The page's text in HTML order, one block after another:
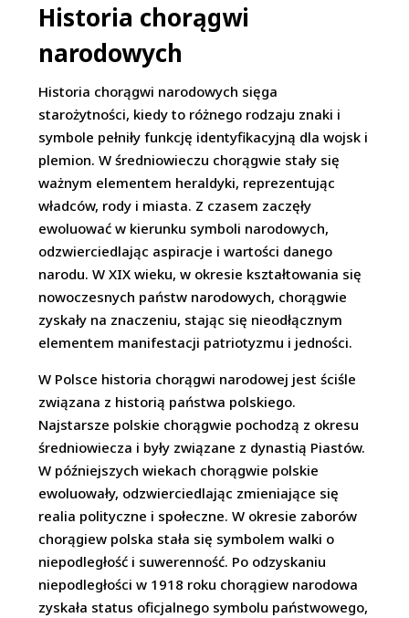
Historia chorągwi
narodowych
Historia chorągwi narodowych sięga
starożytności, kiedy to różnego rodzaju znaki i
symbole pełniły funkcję identyfikacyjną dla wojsk i
plemion. W średniowieczu chorągwie stały się
ważnym elementem heraldyki, reprezentując
władców, rody i miasta. Z czasem zaczęły
ewoluować w kierunku symboli narodowych,
odzwierciedlając aspiracje i wartości danego
narodu. W XIX wieku, w okresie kształtowania się
nowoczesnych państw narodowych, chorągwie
zyskały na znaczeniu, stając się nieodłącznym
elementem manifestacji patriotyzmu i jedności.
W Polsce historia chorągwi narodowej jest ściśle
związana z historią państwa polskiego.
Najstarsze polskie chorągwie pochodzą z okresu
średniowiecza i były związane z dynastią Piastów.
W późniejszych wiekach chorągwie polskie
ewoluowały, odzwierciedlając zmieniające się
realia polityczne i społeczne. W okresie zaborów
chorągiew polska stała się symbolem walki o
niepodległość i suwerenność. Po odzyskaniu
niepodległości w 1918 roku chorągiew narodowa
zyskała status oficjalnego symbolu państwowego,